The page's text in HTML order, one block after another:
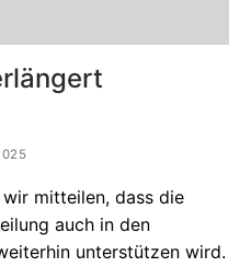
mitteilen, dass die
auch in den
unterstützen wird.